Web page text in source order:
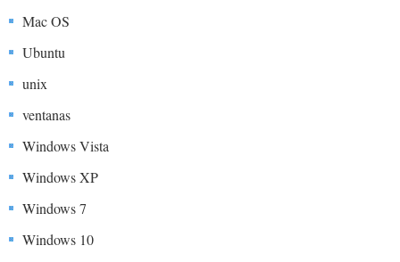
Mac OS
Ubuntu
unix
ventanas
Windows Vista
Windows XP
Windows 7
Windows 10